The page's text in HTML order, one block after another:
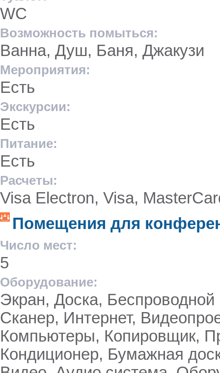
WC
Возможность помыться:
Ванна, Душ, Баня, Джакузи
Мероприятия:
Есть
Экскурсии:
Есть
Питание:
Есть
Расчеты:
Visa Eleсtron, Visa,
Помещения для
Число мест:
5
Оборудование:
Экран, Доска, Беспроводной
Сканер, Интернет,
Компьютеры, Копировщик,
Кондиционер, Бумажная